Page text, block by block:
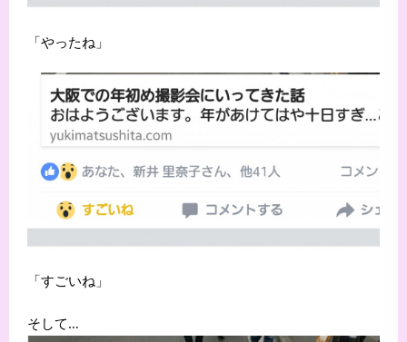
「やったね」
「すごいね」
そして…